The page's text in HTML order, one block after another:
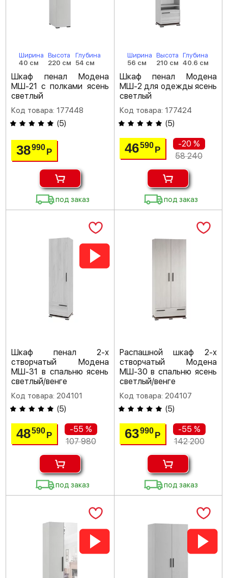
Ширина
40 см
Высота
220 см
Глубина
54 см
Шкаф пенал Модена
МШ-21 с полками ясень
светлый
Код товара: 177448
(5)
38990Р
под заказ
Ширина
56 см
Высота
210 см
Глубина
40.6 см
Шкаф пенал Модена
МШ-2 для одежды ясень
светлый
Код товара: 177424
(5)
46590 Р
-20 %
58 240
под заказ
Шкаф пенал 2-х
створчатый Модена
МШ-31 в спальню ясень
светлый/венге
Код товара: 204101
(5)
48590Р
-55 %
107 980
под заказ
Распашной шкаф 2-х
створчатый Модена
МШ-30 в спальню ясень
светлый/венге
Код товара: 204107
(5)
63990 Р
-55 %
142 200
под заказ